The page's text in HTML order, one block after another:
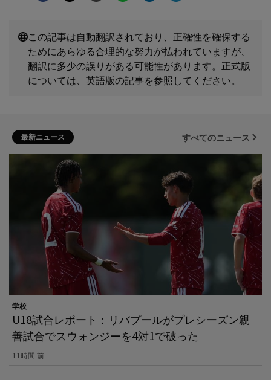
この記事は自動翻訳されており、正確性を確保する
ためにあらゆる合理的な努力が払われていますが、
翻訳に多少の誤りがある可能性があります。正式版
については、英語版の記事を参照してください。
最新ニュース すべてのニュース
学校
U18試合レポート：リバプールがプレシーズン親
善試合でスウォンジーを4対1で破った
11時間 前